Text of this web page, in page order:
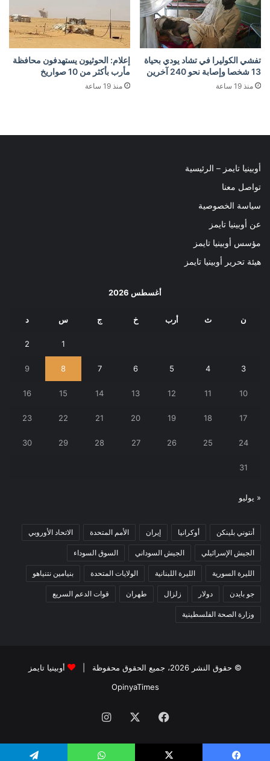
تفشي الكوليرا في تشاد يودي بحياة
13 شخصا وإصابة نحو 240 آخرين
منذ 19 ساعة
إعلام: الحوثيون يستهدفون محافظة
مأرب بأكثر من 10 صواريخ
منذ 19 ساعة
أوبينيا تايمز – الرئيسية
تواصل معنا
سياسة الخصوصية
عن أوبينيا تايمز
مؤسس أوبينيا تايمز
هيئة تحرير أوبينيا تايمز
أغسطس 2026
ن ث أرب خ ج س د
1
2
3
4
5
6
7
8
9
10
11
12
13
14
15
16
17
18
19
20
21
22
23
24
25
26
27
28
29
30
31
« يوليو
أنتوني بلينكن أوكرانيا إيران الأمم المتحدة الاتحاد الأوروبي
الجيش الإسرائيلي الجيش السوداني السوق السوداء
الليرة السورية الليرة اللبنانية الولايات المتحدة بنيامين نتنياهو
جو بايدن دولار زلزال طهران قوات الدعم السريع
وزارة الصحة الفلسطينية
© حقوق النشر 2026، جميع الحقوق محفوظة |
أوبينيا تايمز
OpinyaTimes
فيسبوك انستقرام